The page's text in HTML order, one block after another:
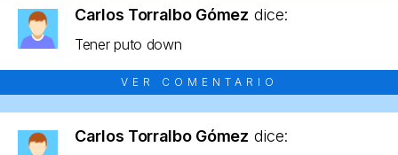
Carlos Torralbo Gómez dice:
Tener puto down
VER COMENTARIO
Carlos Torralbo Gómez dice: